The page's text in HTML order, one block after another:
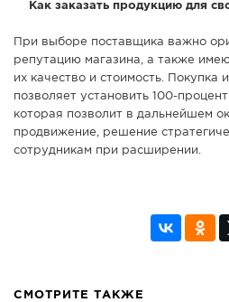
Как заказать продукцию для
При выборе поставщика важно
репутацию магазина, а также
их качество и стоимость. Покупка
позволяет установить 100-
которая позволит в дальнейшем
продвижение, решение
сотрудникам при расширении.
СМОТРИТЕ ТАКЖЕ